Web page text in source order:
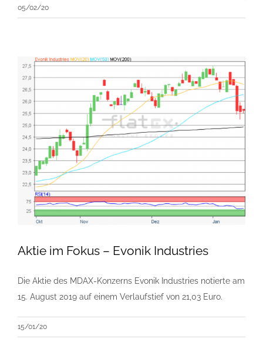
05/02/20
Aktie im Fokus – Evonik Industries
Die Aktie des MDAX-Konzerns Evonik Industries notierte am
15. August 2019 auf einem Verlaufstief von 21,03 Euro.
15/01/20